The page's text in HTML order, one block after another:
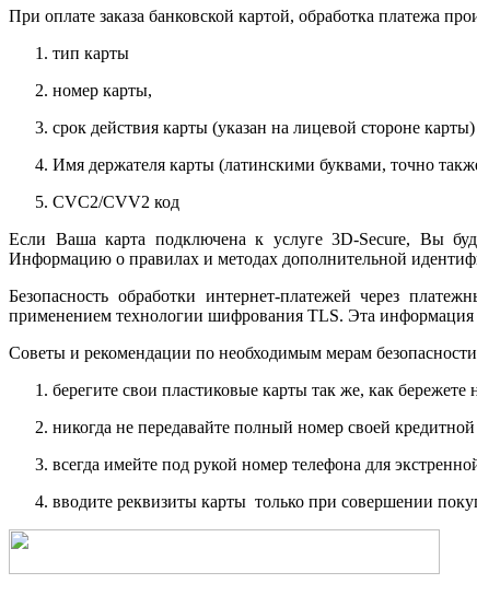
При оплате заказа банковской картой, обработка платежа
тип карты
номер карты,
срок действия карты (указан на лицевой стороне карты)
Имя держателя карты (латинскими буквами, точно
CVC2/CVV2 код
Если Ваша карта подключена к услуге 3D-Secure, Вы
Информацию о правилах и методах дополнительной
Безопасность обработки интернет-платежей через
применением технологии шифрования TLS. Эта
Советы и рекомендации по необходимым мерам
берегите свои пластиковые карты так же, как
никогда не передавайте полный номер своей
всегда имейте под рукой номер телефона для
вводите реквизиты карты только при совершении